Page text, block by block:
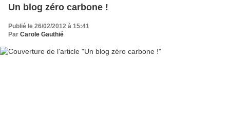
Un blog zéro carbone !
Publié le 26/02/2012 à 15:41
Par Carole Gauthié